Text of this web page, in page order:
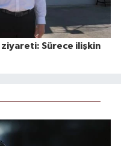
Sürece ilişkin